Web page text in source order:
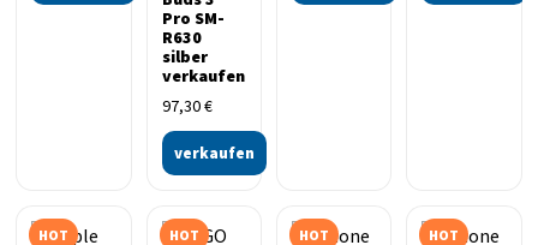
Pro SM-
R630
silber
verkaufen
97,30€
verkaufen
HOT HOT HOT HOT